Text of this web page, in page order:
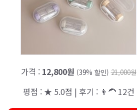
가격 : 12,800원 (39% 할인) 21,000원
평점 : ★ 5.0점 | 후기 : 👨‍🦱 12건